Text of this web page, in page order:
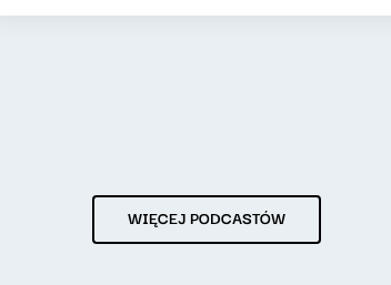
WIĘCEJ PODCASTÓW